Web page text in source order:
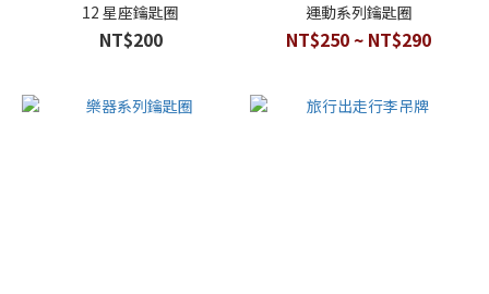
12 星座鑰匙圈
NT$200
運動系列鑰匙圈
NT$250 ~ NT$290